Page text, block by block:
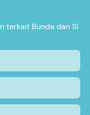
terkait Bunda dan Si